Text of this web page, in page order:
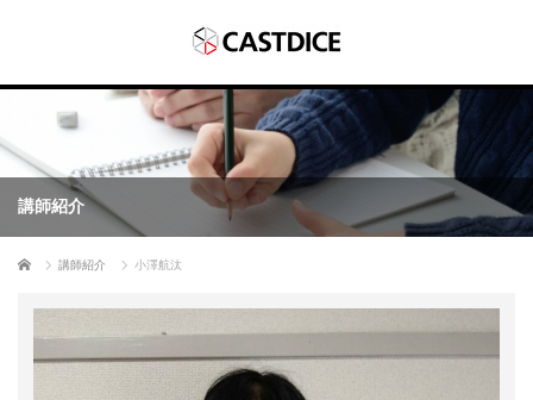
講師紹介
ホーム 講師紹介 小澤航汰